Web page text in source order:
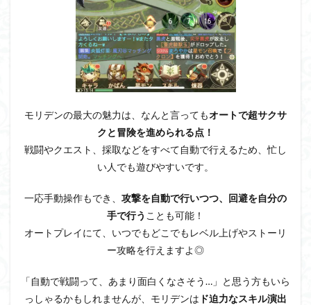
モリデンの最大の魅力は、なんと言ってもオートで超サクサ
クと冒険を進められる点！
戦闘やクエスト、採取などをすべて自動で行えるため、忙し
い人でも遊びやすいです。
一応手動操作もでき、 攻撃を自動で行いつつ、回避を自分の
手で行う ことも可能！
オートプレイにて、いつでもどこでもレベル上げやストーリ
ー攻略を行えますよ◎
「自動で戦闘って、あまり面白くなさそう…」と思う方もいら
っしゃるかもしれませんが、モリデンは ド迫力なスキル演出